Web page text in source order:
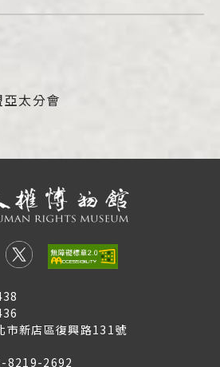
太分會
市新店區復興路131號
8219-2692